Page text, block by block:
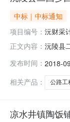
中标｜中标通知
项目编号： 沅财采
正文内容： 沅陵县
情况1
德园
发布时间： 2018-
相关产品：
公路工
凉水井镇陶饭